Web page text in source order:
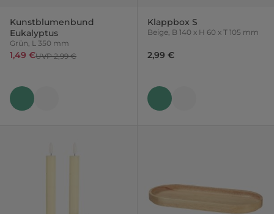
Kunstblumenbund
Eukalyptus
Grün, L 350 mm
1,49 €UVP 2,99 €
Klappbox S
Beige, B 140 x H 60 x T 105 mm
2,99 €